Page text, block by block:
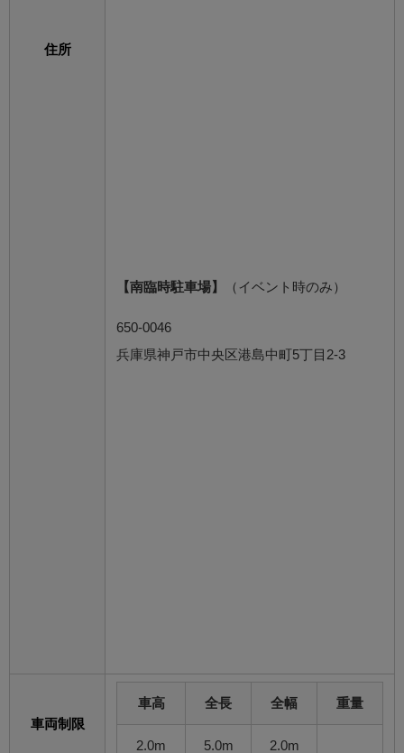
住所
【南臨時駐車場】 （イベント時のみ）
650-0046
兵庫県神戸市中央区港島中町5丁目2-3
車両制限
車高 全長 全幅 重量
2.0m 5.0m 2.0m